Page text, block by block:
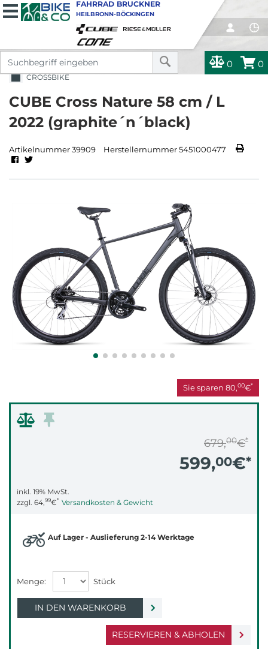
0 0
FAHRRAD BRUCKNER
HEILBRONN-BÖCKINGEN
CROSSBIKE
CUBE Cross Nature 58 cm / L
2022 (graphite´n´black)
Artikelnummer 39909 Herstellernummer 5451000477
Sie sparen 80,00€*
679,00€*
599,00€*
inkl. 19% MwSt.
zzgl. 64,99€* Versandkosten & Gewicht
RESERVIEREN & ABHOLEN
Auf Lager - Auslieferung 2-14 Werktage
IN DEN WARENKORB